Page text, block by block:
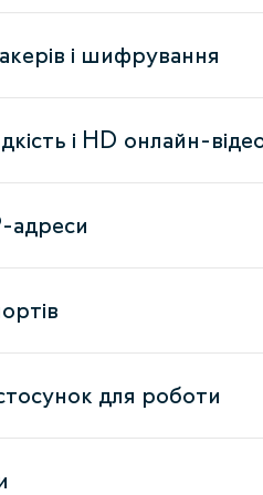
і шифрування
і HD онлайн-
адреси
для роботи